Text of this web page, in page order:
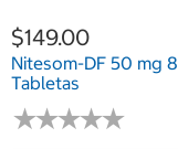
$149.00
Nitesom-DF 50 mg 8
Tabletas
★★★★★
★★★★★